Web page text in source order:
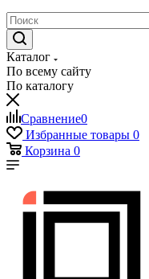
Каталог
По всему сайту
По каталогу
Сравнение0
Избранные товары 0
Корзина 0